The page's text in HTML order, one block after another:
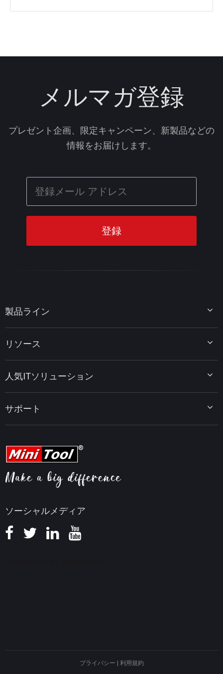
メルマガ登録
プレゼント企画、限定キャンペーン、新製品などの
情報をお届けします。
ソーシャルメディア
製品ライン
MiniTool Power Data Recovery
MiniTool PDF Editor
MiniTool MovieMaker
MiniTool uTube Downloader
リソース
データ復元ヒント
PDF編集ヒント
動画編集ヒント
ビデオ変換ヒント
画面録画ヒント
知識ベース
人気ITソリューション
MiniTool ニュースセンター
サポート
ヘルプ
プライバシー
利用規約